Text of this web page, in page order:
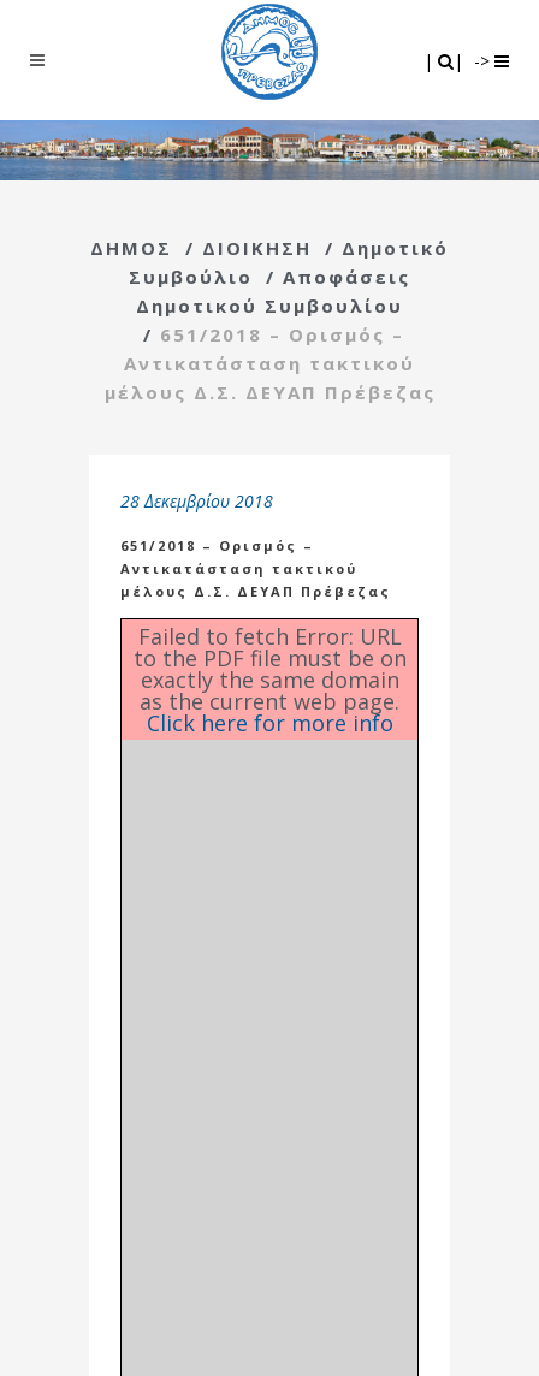
| | ->
ΔΗΜΟΣ / ΔΙΟΙΚΗΣΗ / Δημοτικό
Συμβούλιο
/ Αποφάσεις
Δημοτικού Συμβουλίου
/ 651/2018 – Ορισμός –
Αντικατάσταση τακτικού
μέλους Δ.Σ. ΔΕΥΑΠ Πρέβεζας
28 Δεκεμβρίου 2018
651/2018 – Ορισμός –
Αντικατάσταση τακτικού
μέλους Δ.Σ. ΔΕΥΑΠ Πρέβεζας
Failed to fetch Error: URL
to the PDF file must be on
exactly the same domain
as the current web page.
Click here for more info